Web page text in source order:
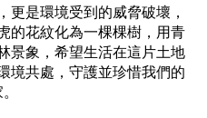
更是環境受到的威脅破壞，
的花紋化為一棵棵樹，用青
景象，希望生活在這片土地
境共處，守護並珍惜我們的